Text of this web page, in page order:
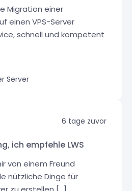
Migration einer
einen VPS-Server
schnell und kompetent
Server
6 tage zuvor
ich empfehle LWS
von einem Freund
nützliche Dinge für